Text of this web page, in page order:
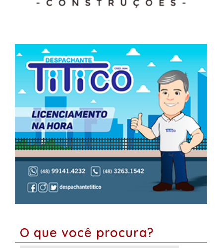
O que você procura?